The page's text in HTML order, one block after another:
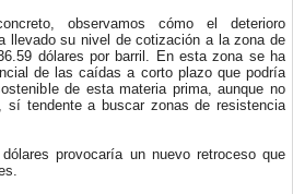
observamos cómo el deterioro
llevado su nivel de cotización a la zona de
dólares por barril. En esta zona se ha
de las caídas a corto plazo que podría
de esta materia prima, aunque no
sí tendente a buscar zonas de resistencia
provocaría un nuevo retroceso que